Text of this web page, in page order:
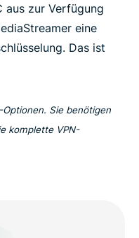
aus zur Verfügung
eine
Das ist
Sie benötigen
komplette VPN-